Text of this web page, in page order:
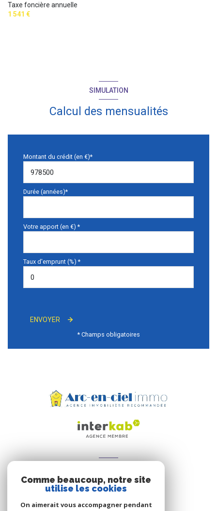
Taxe foncière annuelle
1 541 €
SIMULATION
Calcul des mensualités
Montant du crédit (en €)*
Durée (années)*
Votre apport (en €) *
Taux d'emprunt (%) *
ENVOYER
* Champs obligatoires
Nous adhérons
Comme beaucoup, notre site
utilise les cookies
On aimerait vous accompagner pendant